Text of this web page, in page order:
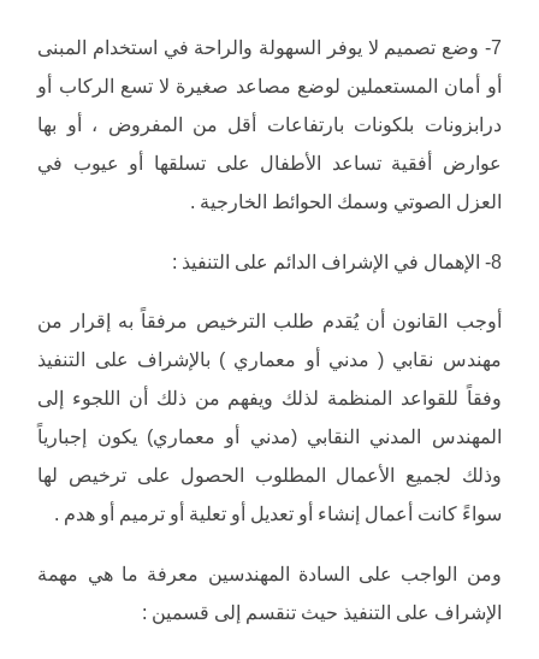
7- وضع تصميم لا يوفر السهولة والراحة في استخدام المبنى
أو أمان المستعملين لوضع مصاعد صغيرة لا تسع الركاب أو
درابزونات بلكونات بارتفاعات أقل من المفروض ، أو بها
عوارض أفقية تساعد الأطفال على تسلقها أو عيوب في
العزل الصوتي وسمك الحوائط الخارجية .
8- الإهمال في الإشراف الدائم على التنفيذ :
أوجب القانون أن يُقدم طلب الترخيص مرفقاً به إقرار من
مهندس نقابي ( مدني أو معماري ) بالإشراف على التنفيذ
وفقاً للقواعد المنظمة لذلك ويفهم من ذلك أن اللجوء إلى
المهندس المدني النقابي (مدني أو معماري) يكون إجبارياً
وذلك لجميع الأعمال المطلوب الحصول على ترخيص لها
سواءً كانت أعمال إنشاء أو تعديل أو تعلية أو ترميم أو هدم .
ومن الواجب على السادة المهندسين معرفة ما هي مهمة
الإشراف على التنفيذ حيث تنقسم إلى قسمين :